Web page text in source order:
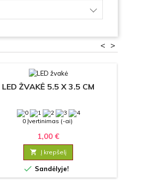
>
<
LED ŽVAKĖ 5.5 X 3.5 CM
0 Įvertinimas (-ai)
1,00 €
 Į krepšelį
 Sandėlyje!